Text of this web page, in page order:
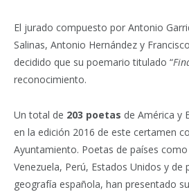
El jurado compuesto por Antonio
Salinas, Antonio Hernández y
decidido que su poemario titulado “
reconocimiento.
Un total de 203 poetas de América y
en la edición 2016 de este certamen
Ayuntamiento. Poetas de países
Venezuela, Perú, Estados Unidos y
geografía española, han presentado